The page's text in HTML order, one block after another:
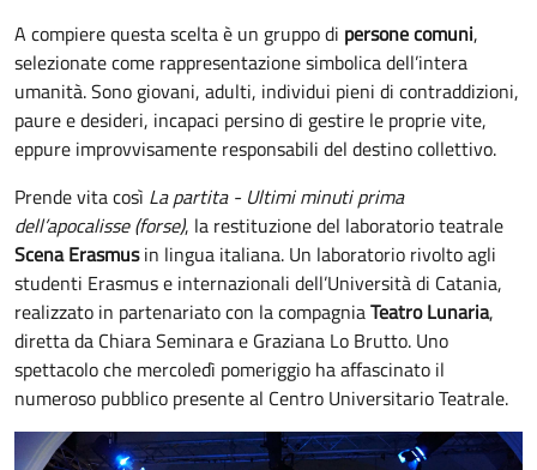
A compiere questa scelta è un gruppo di persone comuni,
selezionate come rappresentazione simbolica dell’intera
umanità. Sono giovani, adulti, individui pieni di contraddizioni,
paure e desideri, incapaci persino di gestire le proprie vite,
eppure improvvisamente responsabili del destino collettivo.
Prende vita così La partita - Ultimi minuti prima
dell’apocalisse (forse), la restituzione del laboratorio teatrale
Scena Erasmusin lingua italiana. Un laboratorio rivolto agli
studenti Erasmus e internazionali dell’Università di Catania,
realizzato in partenariato con la compagniaTeatro Lunaria,
diretta da Chiara Seminara e Graziana Lo Brutto. Uno
spettacolo che mercoledì pomeriggio ha affascinato il
numeroso pubblico presente al Centro Universitario Teatrale.